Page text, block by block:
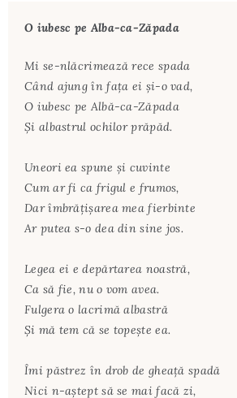
O iubesc pe Alba-ca-Zăpada
Mi se-nlăcrimează rece spada
Când ajung în faţa ei şi-o vad,
O iubesc pe Albă-ca-Zăpada
Şi albastrul ochilor prăpăd.
Uneori ea spune şi cuvinte
Cum ar fi ca frigul e frumos,
Dar îmbrăţişarea mea fierbinte
Ar putea s-o dea din sine jos.
Legea ei e depărtarea noastră,
Ca să fie, nu o vom avea.
Fulgera o lacrimă albastră
Şi mă tem că se topeşte ea.
Îmi păstrez în drob de gheaţă spadă
Nici n-aştept să se mai facă zi,